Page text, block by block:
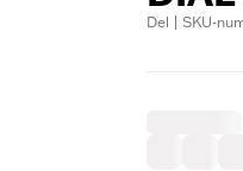
Del | SKU-